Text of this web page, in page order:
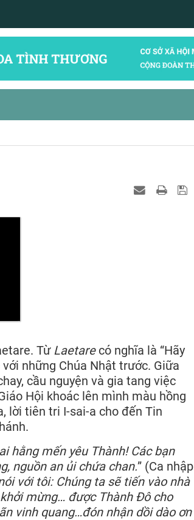
Từ Laetarecó nghĩa là “Hãy
những Chúa Nhật trước. Giữa
cầu nguyện và gia tang việc
Hội khoác lên mình màu hồng
lời tiên tri I-sai-a cho đến Tin
hằng mến yêu Thành! Các bạn
nguồn an ủi chứa chan.” (Ca nhập
với tôi: Chúng ta sẽ tiến vào nhà
mừng… được Thành Ðô cho
vinh quang…đón nhận dồi dào ơn